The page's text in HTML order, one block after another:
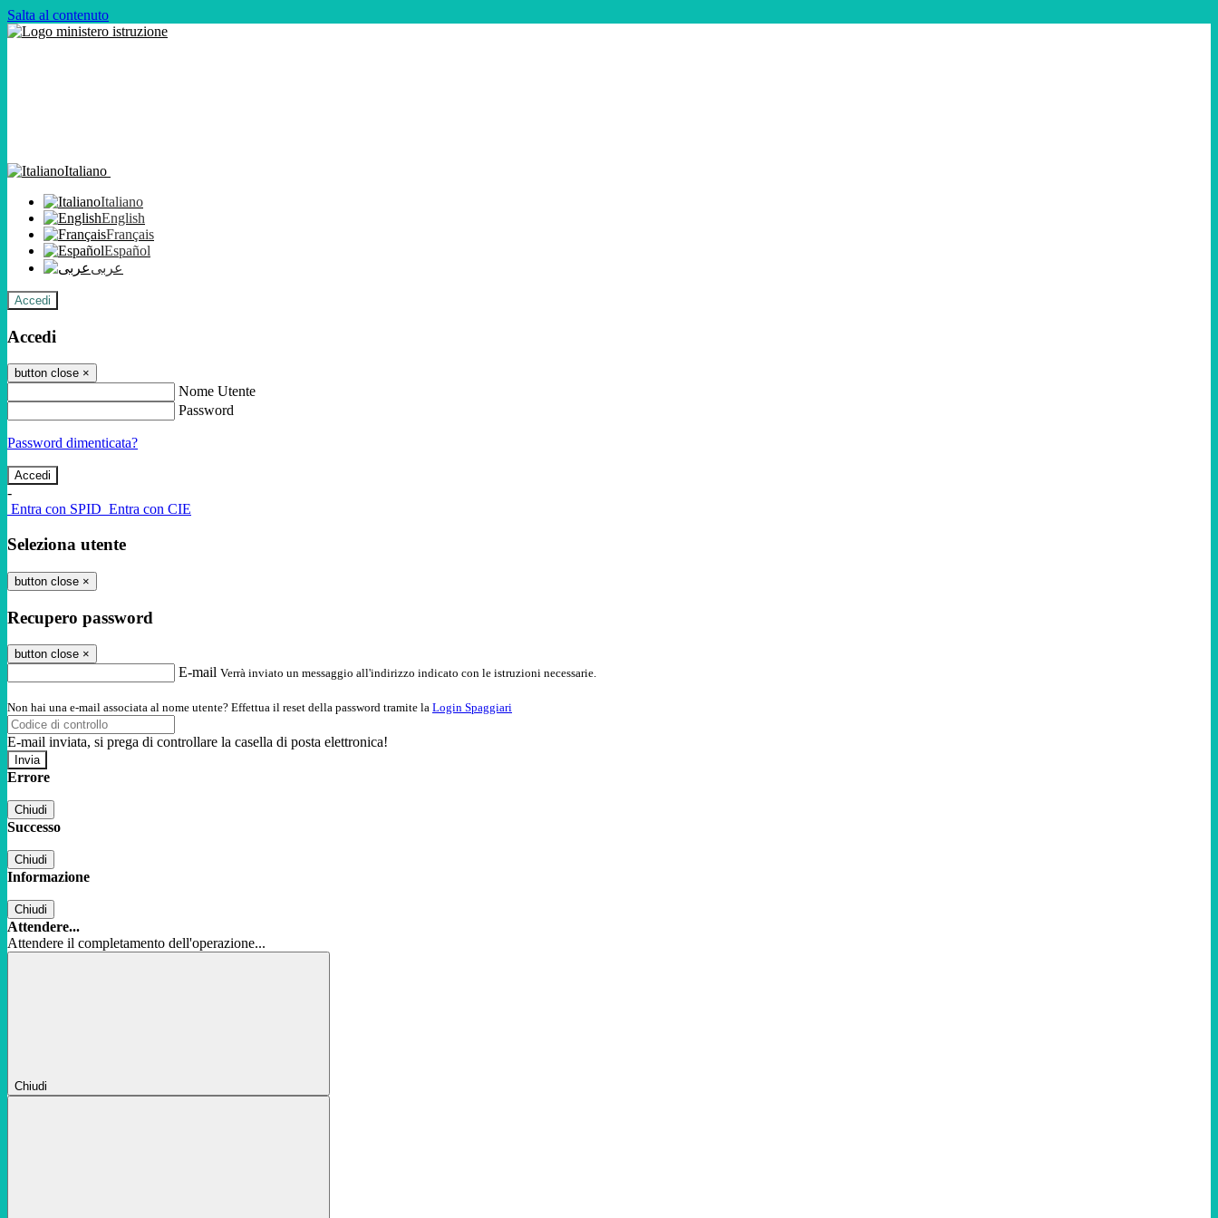
Salta al contenuto
Italiano
Italiano
English
Français
Español
عربى
Accedi
Accedi
button close ×
Nome Utente
Password
Password dimenticata?
-
Entra con SPID Entra con CIE
Seleziona utente
button close ×
Recupero password
button close ×
E-mail Verrà inviato un messaggio all'indirizzo indicato con le istruzioni necessarie.
Non hai una e-mail associata al nome utente? Effettua il reset della password tramite la Login Spaggiari
E-mail inviata, si prega di controllare la casella di posta elettronica!
Errore
Chiudi
Successo
Chiudi
Informazione
Chiudi
Attendere...
Attendere il completamento dell'operazione...
Chiudi